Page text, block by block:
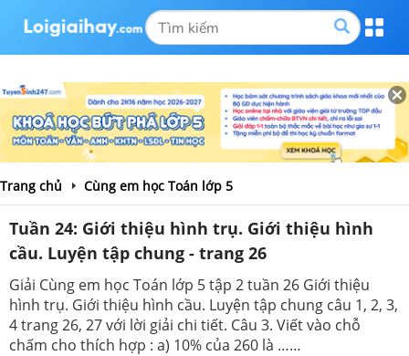
Trang chủ Cùng em học Toán lớp 5
Tuần 24: Giới thiệu hình trụ. Giới thiệu hình
cầu. Luyện tập chung - trang 26
Giải Cùng em học Toán lớp 5 tập 2 tuần 26 Giới thiệu
hình trụ. Giới thiệu hình cầu. Luyện tập chung câu 1, 2, 3,
4 trang 26, 27 với lời giải chi tiết. Câu 3. Viết vào chỗ
chấm cho thích hợp : a) 10% của 260 là ……